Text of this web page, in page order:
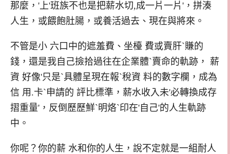
那麼，'上'班族不也是把薪水切,成一片一片'，拼湊
人生，或餵飽肚腸，或養活過去、現在與將來。
不管是小 六口中的遮羞費、坐檯 費或賣肝`賺的
錢，還是我自己撿拾過往在企業體`賣命的軌跡， 薪
資 好像'只是`具體呈現在報`稅資 料的數字欄，成為
信 用.卡`申請的 評比標準，薪水收入未'必轉換成存
摺重量'，反倒歷歷鮮`明烙`印在'自己'的人生軌跡
中。
你呢？你的薪 水和你的人生，說不定就是一組耐人